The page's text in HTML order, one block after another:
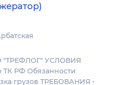
"ТРЕФЛОГ" УСЛОВИЯ
РФ Обязанности
грузов ТРЕБОВАНИЯ •